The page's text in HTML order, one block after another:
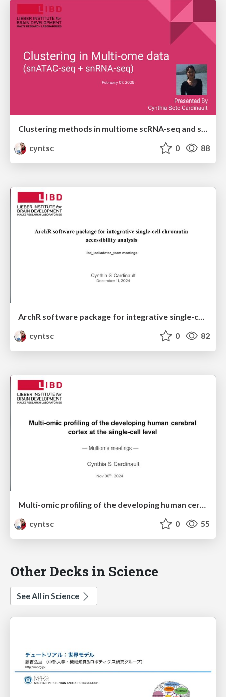
cyntsc
0 88
ArchR software package for integrative single-cell chromatin accessibility analysis
cyntsc
0 82
Multi-omic profiling of the developing human cerebral cortex at the single-cell level
cyntsc
0 55
Other Decks in Science
See All in Science